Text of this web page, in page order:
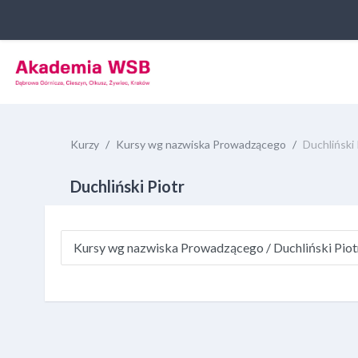
Kurzy Kursy wg nazwiska Prowadzącego Duchliński
Duchliński Piotr
Kategorie kurzů